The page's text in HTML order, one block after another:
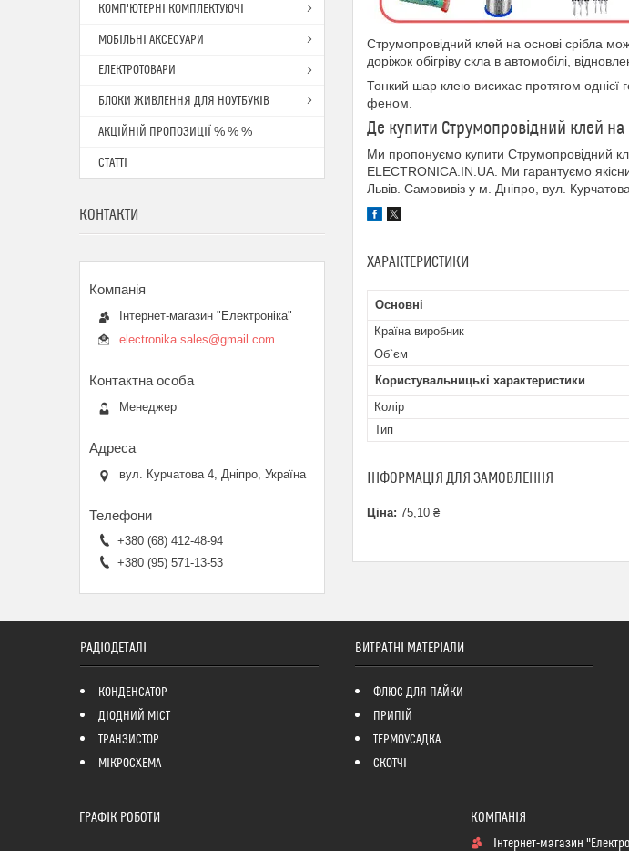
Струмопровідний клей на основі срібла
доріжок обігріву скла в автомобілі,
Тонкий шар клею висихає протягом
феном.
Де купити Струмопровідний клей на
Ми пропонуємо купити Струмопровідний
ELECTRONICA.IN.UA. Ми гарантуємо
Львів. Самовивіз у м. Дніпро, вул.
ХАРАКТЕРИСТИКИ
Основні
Країна виробник
Об`єм
Користувальницькі характеристики
Колір
Тип
ІНФОРМАЦІЯ ДЛЯ ЗАМОВЛЕННЯ
Ціна: 75,10 ₴
КОМП'ЮТЕРНІ КОМПЛЕКТУЮЧІ
МОБІЛЬНІ АКСЕСУАРИ
ЕЛЕКТРОТОВАРИ
БЛОКИ ЖИВЛЕННЯ ДЛЯ НОУТБУКІВ
АКЦІЙНІЙ ПРОПОЗИЦІЇ % % %
СТАТТІ
КОНТАКТИ
Інтернет-магазин "Електроніка"
electronika.sales@gmail.com
Менеджер
вул. Курчатова 4, Дніпро, Україна
+380 (68) 412-48-94
+380 (95) 571-13-53
РАДІОДЕТАЛІ
КОНДЕНСАТОР
ДІОДНИЙ МІСТ
ТРАНЗИСТОР
МІКРОСХЕМА
ВИТРАТНІ МАТЕРІАЛИ
ФЛЮС ДЛЯ ПАЙКИ
ПРИПІЙ
ТЕРМОУСАДКА
СКОТЧІ
ГРАФІК РОБОТИ
Інтернет-магазин